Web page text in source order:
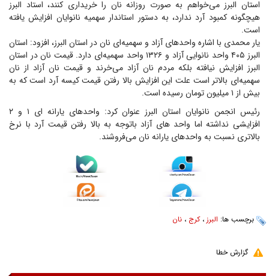
استان البرز می‌خواهم به صورت روزانه نان را خریداری کنند، استاد البرز
هیچگونه کمبود آرد ندارد، به دستور استاندار سهمیه نانوایان افزایش یافته
است.
یار محمدی با اشاره واحد‌های آزاد و سهمیه‌ای نان در استان البرز، افزود: استان
البرز ۴۰۵ واحد نانوایی آزاد و ۱۳۲۶ واحد سهمیه‌ای دارد. قیمت نان در استان
البرز افزایش نیافته بلکه مردم نان آزاد می‌خرند و قیمت نان آزاد از نان
سهمیه‌ای بالاتر است علت این افزایش بالا رفتن قیمت کیسه آرد است که به
بیش از ۱ میلیون تومان رسیده است.
رئیس انجمن نانوایان استان البرز عنوان کرد: واحد‌های یارانه ای ۱ و ۲
افزایشی نداشته اما واحد های آزاد باتوجه به بالا رفتن قیمت آرد با نرخ
بالاتری نسبت به واحدهای یارانه نان می‌فروشند.
برچسب ها: البرز ،کرج ، نان
گزارش خطا